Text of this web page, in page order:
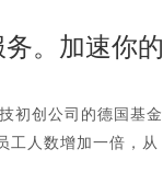
。加速你的
初创公司的德国基金
人数增加一倍，从